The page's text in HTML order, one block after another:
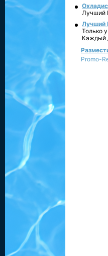
Лучший
Лучший
Только
Каждый
Promo-